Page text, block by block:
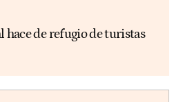
de refugio de turistas